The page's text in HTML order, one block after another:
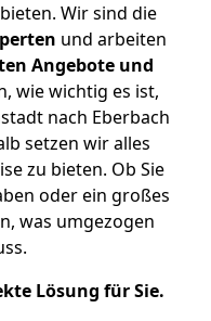
Wir sind die
und arbeiten
Angebote und
wie wichtig es ist,
nach Eberbach
setzen wir alles
zu bieten. Ob Sie
oder ein großes
was umgezogen
Lösung für Sie.